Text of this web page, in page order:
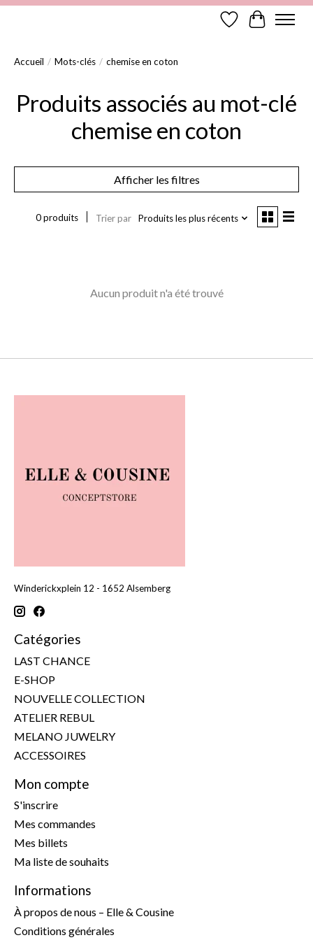
Liste de souhaits
Panier
Accueil / Mots-clés / chemise en coton
Produits associés au mot-clé
chemise en coton
Afficher les filtres
0 produits Trier par Produits les plus récents
Aucun produit n'a été trouvé
Winderickxplein 12 - 1652 Alsemberg
Catégories
LAST CHANCE
E-SHOP
NOUVELLE COLLECTION
ATELIER REBUL
MELANO JUWELRY
ACCESSOIRES
Mon compte
S'inscrire
Mes commandes
Mes billets
Ma liste de souhaits
Informations
À propos de nous – Elle & Cousine
Conditions générales